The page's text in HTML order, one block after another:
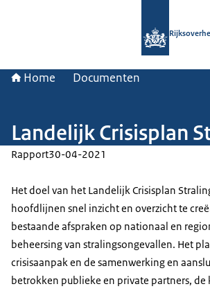
Home Documenten
Landelijk Crisisplan
Rapport30-04-2021
Het doel van het Landelijk Crisisplan
hoofdlijnen snel inzicht en overzicht te
bestaande afspraken op nationaal en
beheersing van stralingsongevallen. Het
crisisaanpak en de samenwerking en
betrokken publieke en private partners, de